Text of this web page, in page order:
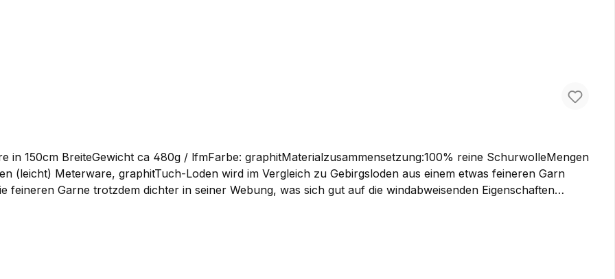
in 150cm BreiteGewicht ca 480g / lfmFarbe: graphitMaterialzusammensetzung:100% reine SchurwolleMengen
Garne trotzdem dichter in seiner Webung, was sich gut auf die windabweisenden Eigenschaften
sich dadurch besonders für Bekleidung wie Lodenjacken, Lodenhosen oder auch etwas leichtere Taschen
für unsere Jacken. Sie können ihn bei uns als Meterware kaufen, um Ihre eigenen Ideen damit